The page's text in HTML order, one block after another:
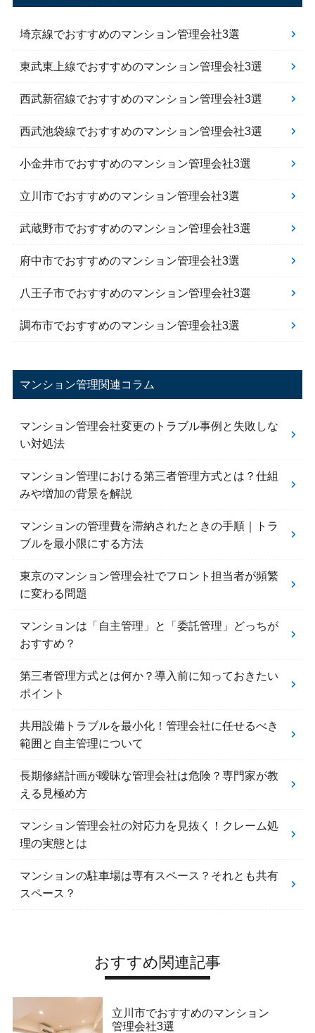
埼京線でおすすめのマンション管理会社3選
東武東上線でおすすめのマンション管理会社3選
西武新宿線でおすすめのマンション管理会社3選
西武池袋線でおすすめのマンション管理会社3選
小金井市でおすすめのマンション管理会社3選
立川市でおすすめのマンション管理会社3選
武蔵野市でおすすめのマンション管理会社3選
府中市でおすすめのマンション管理会社3選
八王子市でおすすめのマンション管理会社3選
調布市でおすすめのマンション管理会社3選
マンション管理関連コラム
マンション管理会社変更のトラブル事例と失敗しな
い対処法
マンション管理における第三者管理方式とは？仕組
みや増加の背景を解説
マンションの管理費を滞納されたときの手順｜トラ
ブルを最小限にする方法
東京のマンション管理会社でフロント担当者が頻繁
に変わる問題
マンションは「自主管理」と「委託管理」どっちが
おすすめ？
第三者管理方式とは何か？導入前に知っておきたい
ポイント
共用設備トラブルを最小化！管理会社に任せるべき
範囲と自主管理について
長期修繕計画が曖昧な管理会社は危険？専門家が教
える見極め方
マンション管理会社の対応力を見抜く！クレーム処
理の実態とは
マンションの駐車場は専有スペース？それとも共有
スペース？
おすすめ関連記事
立川市でおすすめのマンション
管理会社3選